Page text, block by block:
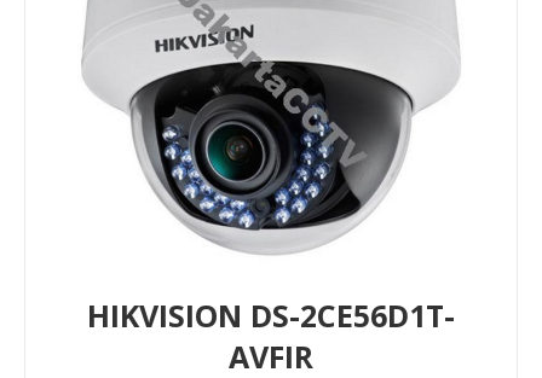
HIKVISION DS-2CE56D1T-
AVFIR